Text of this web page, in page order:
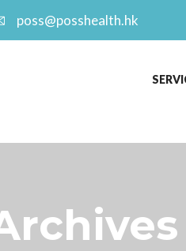
poss@posshealth.hk